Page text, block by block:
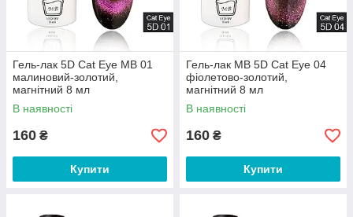
Гель-лак 5D Cat Eye MB 01
малиновий-золотий,
магнітний 8 мл
В наявності
160 ₴
Купити
Гель-лак MB 5D Cat Eye 04
фіолетово-золотий,
магнітний 8 мл
В наявності
160 ₴
Купити